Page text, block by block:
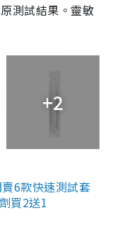
測試結果。靈敏
+2
6款快速測試套
買2送1